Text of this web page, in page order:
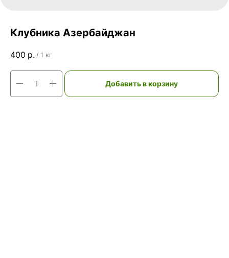
Клубника Азербайджан
400 р. / 1 кг
Добавить в корзину